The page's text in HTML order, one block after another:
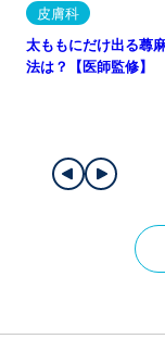
皮膚科
太ももにだけ出る蕁
法は？【医師監修】